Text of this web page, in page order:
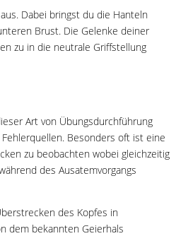
Dabei bringst du die Hanteln
Brust. Die Gelenke deiner
zu in die neutrale Griffstellung
Art von Übungsdurchführung
Besonders oft ist eine
zu beobachten wobei gleichzeitig
des Ausatemvorgangs
des Kopfes in
dem bekannten Geierhals